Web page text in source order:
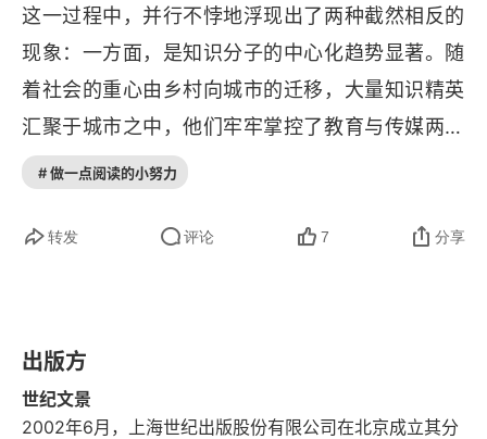
一、 从上海到北京：《新青年》知识群体与北京大
学
二、 从政团到社团：《改造》派知识群体的凝聚与
介入
第四章 分歧与底线：1920年代知识分子的交往网络
一、 1920年代前中期知识分子的交往网络
第五章 疏离与融合：1930年代的知识分子与上海地
方社会
一、 “左联”知识分子：居无定所的漂泊者
这一过程中，并行不悖地浮现出了两种截然相反的
现象：一方面，是知识分子的中心化趋势显著。随
着社会的重心由乡村向城市的迁移，大量知识精英
汇聚于城市之中，他们牢牢掌控了教育与传媒两大
关键领域，这些领域不仅是知识与信息的核心集散
批判性的公共舆论，知识分子群体的文化影响力攀
也悄然发生。正是这份独立性，让近代知识分子逐
渐脱离了传统士大夫与地方社会及国家政治之间那
种根深蒂固的制度性纽带。他们的文化权力因此变
# 做一点阅读的小努力
转发 评论 7 分享
出版方
世纪文景
2002年6月，上海世纪出版股份有限公司在北京成立其分